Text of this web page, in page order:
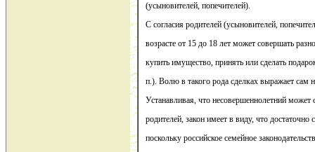
(усыновителей, попечителей).
С согласия родителей (усыновителей,
возрасте от 15 до 18 лет может совершать
купить имущество, принять или сделать
п.). Волю в такого рода сделках выражает сам
Устанавливая, что несовершеннолетний может
родителей, закон имеет в виду, что достаточно
поскольку российское семейное